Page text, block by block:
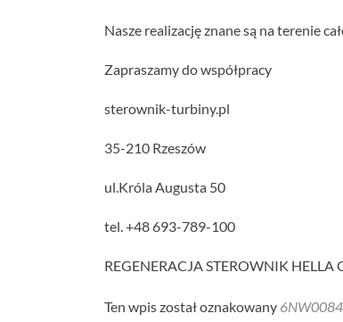
Nasze realizację znane są na terenie
Zapraszamy do współpracy
sterownik-turbiny.pl
35-210 Rzeszów
ul.Króla Augusta 50
tel. +48 693-789-100
REGENERACJA STEROWNIK HELLA
Ten wpis został oznakowany